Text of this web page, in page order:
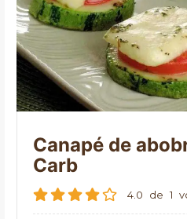
Canapé de
Carb
4.0 de 1